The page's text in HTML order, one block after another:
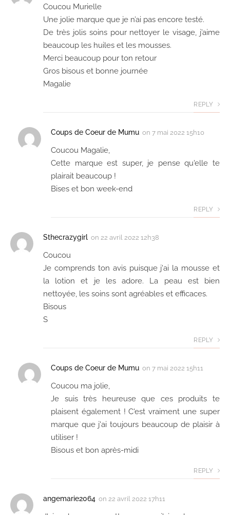
Coucou Murielle
Une jolie marque que je n’ai pas encore testé.
De très jolis soins pour nettoyer le visage, j’aime
beaucoup les huiles et les mousses.
Merci beaucoup pour ton retour
Gros bisous et bonne journée
Magalie
REPLY
Coups de Coeur de Mumu on 7 mai 2022 15h10
Coucou Magalie,
Cette marque est super, je pense qu'elle te
plairait beaucoup !
Bises et bon week-end
REPLY
Sthecrazygirl on 22 avril 2022 12h38
Coucou
Je comprends ton avis puisque j'ai la mousse et
la lotion et je les adore. La peau est bien
nettoyée, les soins sont agréables et efficaces.
Bisous
S
REPLY
Coups de Coeur de Mumu on 7 mai 2022 15h11
Coucou ma jolie,
Je suis très heureuse que ces produits te
plaisent également ! C'est vraiment une super
marque que j'ai toujours beaucoup de plaisir à
utiliser !
Bisous et bon après-midi
REPLY
angemarie2064 on 22 avril 2022 17h11